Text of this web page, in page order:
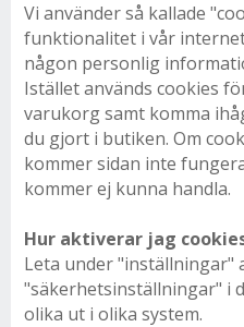
Vi använder så kallade
funktionalitet i vår
någon personlig
Istället används cookies
varukorg samt komma
du gjort i butiken. Om
kommer sidan inte
kommer ej kunna handla.
Hur aktiverar jag
Leta under "inställningar"
"säkerhetsinställningar" i
olika ut i olika system.